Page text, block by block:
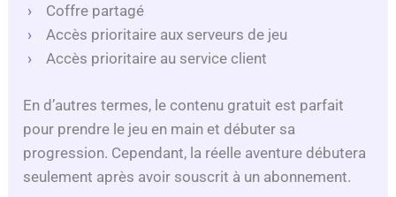
Coffre partagé
Accès prioritaire aux serveurs de jeu
Accès prioritaire au service client
En d’autres termes, le contenu gratuit est parfait
pour prendre le jeu en main et débuter sa
progression. Cependant, la réelle aventure débutera
seulement après avoir souscrit à un abonnement.